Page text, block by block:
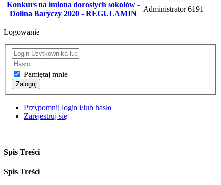
Konkurs na imiona dorosłych sokołów -
Dolina Baryczy 2020 - REGULAMIN
Administrator 6191
Logowanie
Pamiętaj mnie
Zaloguj
Przypomnij login i/lub hasło
Zarejestruj się
Spis Treści
Spis Treści